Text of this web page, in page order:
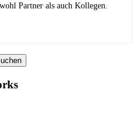
Partner als auch Kollegen.